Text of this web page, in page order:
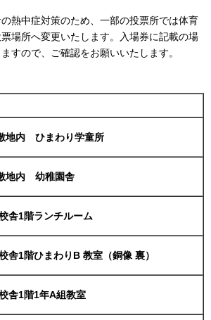
熱中症対策のため、一部の投票所では体育
場所へ変更いたします。入場券に記載の場
すので、ご確認をお願いいたします。
地内 ひまわり学童所
地内 幼稚園舎
舎1階ランチルーム
舎1階ひまわりB 教室（銅像 裏）
舎1階1年A組教室